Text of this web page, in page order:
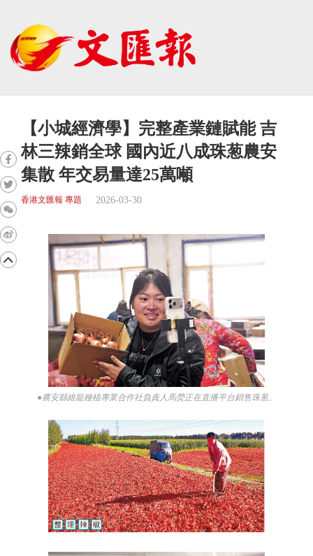
【小城經濟學】完整產業鏈賦能 吉
林三辣銷全球 國內近八成珠葱農安
集散 年交易量達25萬噸
香港文匯報 專題 2026-03-30
●農安縣維龍種植專業合作社負責人馬熒正在直播平台銷售珠葱。